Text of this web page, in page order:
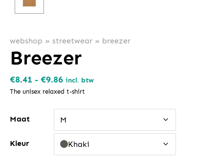
webshop » streetwear » breezer
Breezer
€8.41 - €9.86Prijsklasse:
€8.41
tot
€9.86
incl. btw
The unisex relaxed t-shirt
Maat M
Kleur Khaki